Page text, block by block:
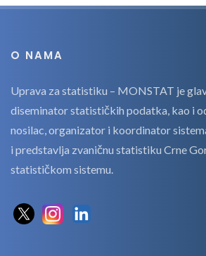
O NAMA
Uprava za statistiku – MONSTAT je
diseminator statističkih podatka, kao i
nosilac, organizator i koordinator
i predstavlja zvaničnu statistiku Crne
statističkom sistemu.